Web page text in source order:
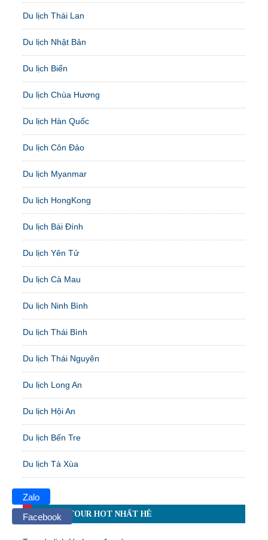
Du lịch Thái Lan
Du lịch Nhật Bản
Du lịch Biển
Du lịch Chùa Hương
Du lịch Hàn Quốc
Du lịch Côn Đảo
Du lịch Myanmar
Du lịch HongKong
Du lịch Bái Đính
Du lịch Yên Tử
Du lịch Cà Mau
Du lịch Ninh Bình
Du lịch Thái Bình
Du lịch Thái Nguyên
Du lịch Long An
Du lịch Hội An
Du lịch Bến Tre
Du lịch Tà Xùa
TOP 10 TOUR HOT NHẤT HÈ
Zalo
Facebook